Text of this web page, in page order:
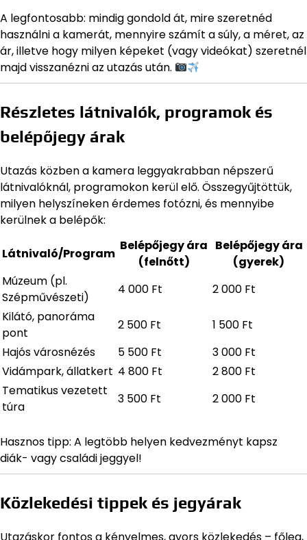
A legfontosabb: mindig gondold át, mire szeretnéd
használni a kamerát, mennyire számít a súly, a méret, az
ár, illetve hogy milyen képeket (vagy videókat) szeretnél
majd visszanézni az utazás után.
Részletes látnivalók, programok és
belépőjegy árak
Utazás közben a kamera leggyakrabban népszerű
látnivalóknál, programokon kerül elő. Összegyűjtöttük,
milyen helyszíneken érdemes fotózni, és mennyibe
kerülnek a belépők:
Látnivaló/Program
Belépőjegy ára
(felnőtt)
Belépőjegy ára
(gyerek)
Múzeum (pl.
Szépművészeti)
4 000 Ft
2 000 Ft
Kilátó, panoráma
pont
2 500 Ft
1 500 Ft
Hajós városnézés
5 500 Ft
3 000 Ft
Vidámpark, állatkert 4 800 Ft
2 800 Ft
Tematikus vezetett
túra
3 500 Ft 2 000 Ft
Hasznos tipp: A legtöbb helyen kedvezményt kapsz
diák- vagy családi jeggyel!
Közlekedési tippek és jegyárak
Utazáskor fontos a kényelmes, gyors közlekedés – főleg,